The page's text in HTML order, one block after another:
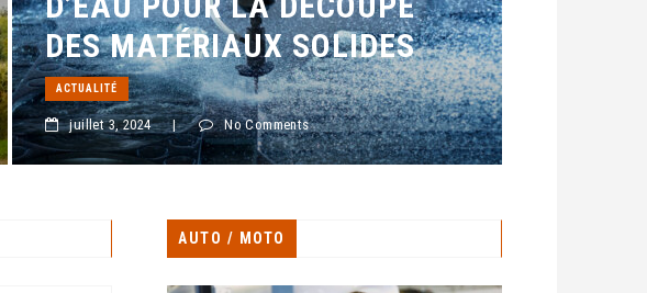
DES MATÉRIAUX SOLIDES
ACTUALITÉ
juillet 3, 2024 | No Comments
AUTO / MOTO